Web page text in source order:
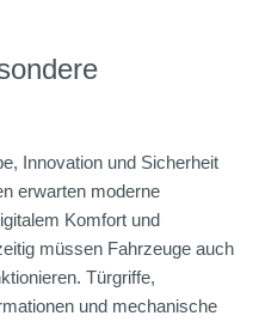
Innovation und Sicherheit
erwarten moderne
Komfort und
müssen Fahrzeuge auch
Türgriffe,
und mechanische